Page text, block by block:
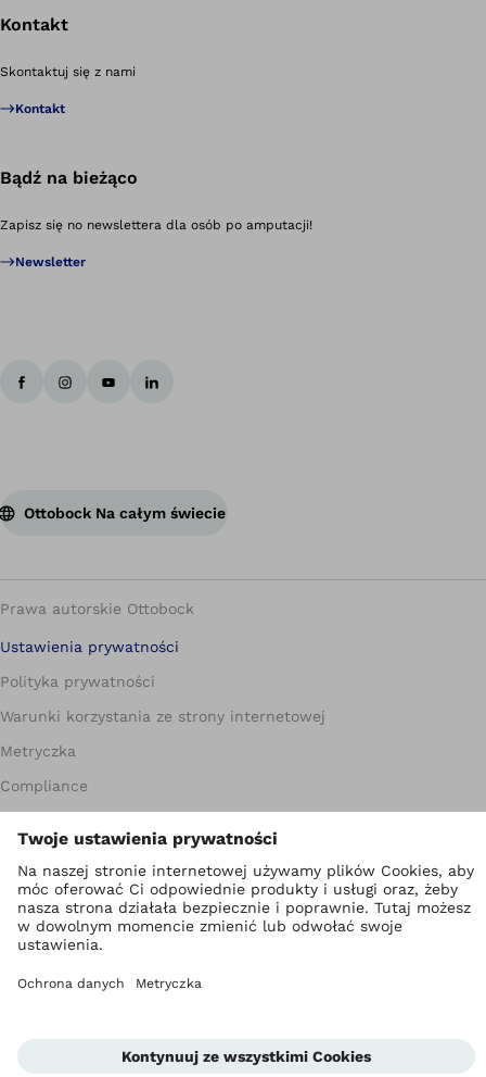
Kontakt
Skontaktuj się z nami
Kontakt
Bądź na bieżąco
Zapisz się no newslettera dla osób po amputacji!
Newsletter
Ottobock Na całym świecie
Prawa autorskie Ottobock
Ustawienia prywatności
Polityka prywatności
Warunki korzystania ze strony internetowej
Metryczka
Compliance
Kontakt
Warunki handlowe dla Partnerów biznesowych